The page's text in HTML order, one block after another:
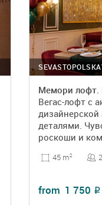
Вегас-лофт с
деталями.
роскоши и
45 m2
from 1 750 ₽